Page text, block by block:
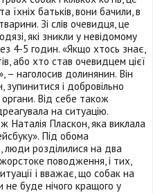
їхніх батьків, вони бачили, в
Зі слів очевидця, це
які зникли у невідомому
4-5 годин. «Якщо хтось знає,
або хто став очевидцем цієї
– наголосив долинянин. Він
і добровільно
Від себе також
на ситуацію.
Наталія Пласкон, яка виклала
Під обома
люди розділилися на два
поводження, і тих,
і вважає, що собак на
не буде нічого кращого у